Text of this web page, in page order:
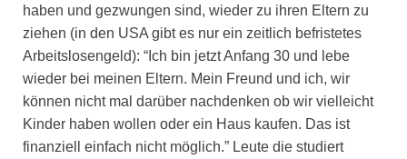
haben und gezwungen sind, wieder zu ihren Eltern zu
ziehen (in den USA gibt es nur ein zeitlich befristetes
Arbeitslosengeld): “Ich bin jetzt Anfang 30 und lebe
wieder bei meinen Eltern. Mein Freund und ich, wir
können nicht mal darüber nachdenken ob wir vielleicht
Kinder haben wollen oder ein Haus kaufen. Das ist
finanziell einfach nicht möglich.” Leute die studiert